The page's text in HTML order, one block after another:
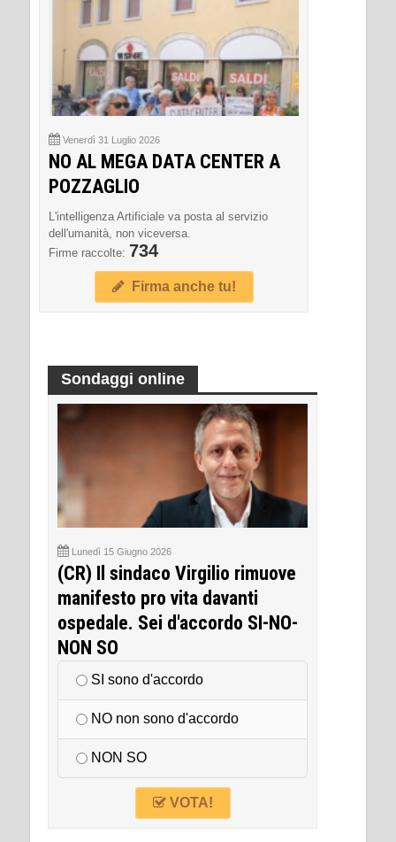
Venerdì 31 Luglio 2026
NO AL MEGA DATA CENTER A
POZZAGLIO
L'intelligenza Artificiale va posta al servizio
dell'umanità, non viceversa.
Firme raccolte: 734
Firma anche tu!
Sondaggi online
Lunedì 15 Giugno 2026
(CR) Il sindaco Virgilio rimuove
manifesto pro vita davanti
ospedale. Sei d'accordo SI-NO-
NON SO
SI sono d'accordo
NO non sono d'accordo
NON SO
VOTA!